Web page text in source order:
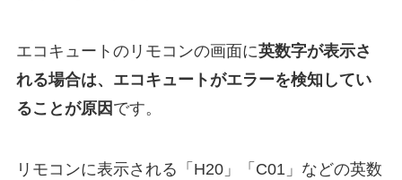
エコキュートのリモコンの画面に英数字が表示さ
れる場合は、エコキュートがエラーを検知してい
ることが原因 です。
リモコンに表示される「H20」「C01」などの英数